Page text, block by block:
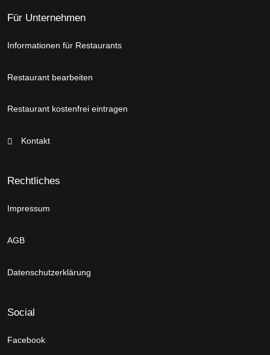
Für Unternehmen
Informationen für Restaurants
Restaurant bearbeiten
Restaurant kostenfrei eintragen
Kontakt
Rechtliches
Impressum
AGB
Datenschutzerklärung
Social
Facebook